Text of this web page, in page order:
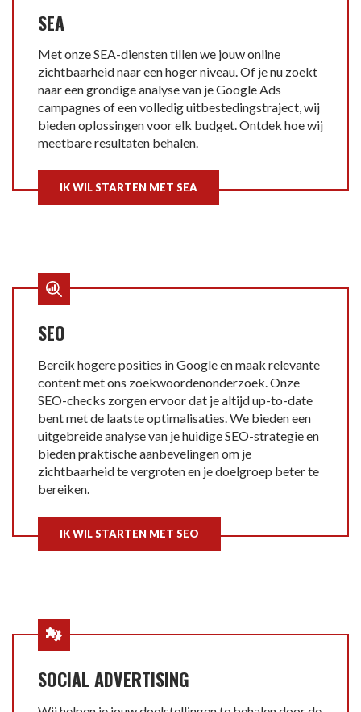
SEA
Met onze SEA-diensten tillen we jouw online
zichtbaarheid naar een hoger niveau. Of je nu zoekt
naar een grondige analyse van je Google Ads
campagnes of een volledig uitbestedingstraject, wij
bieden oplossingen voor elk budget. Ontdek hoe wij
meetbare resultaten behalen.
IK WIL STARTEN MET SEA
SEO
Bereik hogere posities in Google en maak relevante
content met ons zoekwoordenonderzoek. Onze
SEO-checks zorgen ervoor dat je altijd up-to-date
bent met de laatste optimalisaties. We bieden een
uitgebreide analyse van je huidige SEO-strategie en
bieden praktische aanbevelingen om je
zichtbaarheid te vergroten en je doelgroep beter te
bereiken.
IK WIL STARTEN MET SEO
SOCIAL ADVERTISING